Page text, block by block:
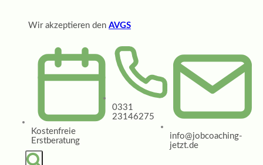
Wir akzeptieren den AVGS
Kostenfreie
Erstberatung
0331
23146275
info@jobcoaching-
jetzt.de